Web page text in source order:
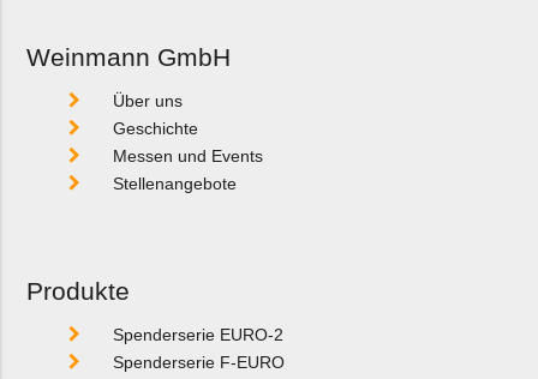
Weinmann GmbH
Über uns
Geschichte
Messen und Events
Stellenangebote
Produkte
Spenderserie EURO-2
Spenderserie F-EURO